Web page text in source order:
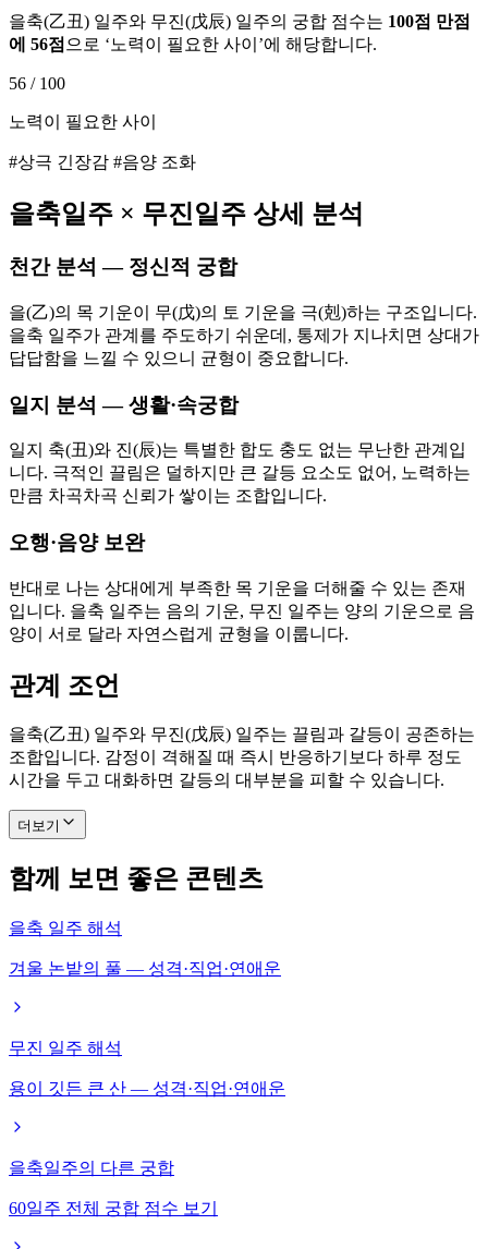
을축(乙丑) 일주와 무진(戊辰) 일주의 궁합 점수는 100점 만점
에 56점 으로 ‘노력이 필요한 사이 ’에 해당합니다.
56 / 100
노력이 필요한 사이
#상극 긴장감 #음양 조화
을축일주 × 무진일주 상세 분석
천간 분석 — 정신적 궁합
을(乙)의 목 기운이 무(戊)의 토 기운을 극(剋)하는 구조입니다.
을축 일주가 관계를 주도하기 쉬운데, 통제가 지나치면 상대가
답답함을 느낄 수 있으니 균형이 중요합니다.
일지 분석 — 생활·속궁합
일지 축(丑)와 진(辰)는 특별한 합도 충도 없는 무난한 관계입
니다. 극적인 끌림은 덜하지만 큰 갈등 요소도 없어, 노력하는
만큼 차곡차곡 신뢰가 쌓이는 조합입니다.
오행·음양 보완
반대로 나는 상대에게 부족한 목 기운을 더해줄 수 있는 존재
입니다. 을축 일주는 음의 기운, 무진 일주는 양의 기운으로 음
양이 서로 달라 자연스럽게 균형을 이룹니다.
관계 조언
을축(乙丑) 일주와 무진(戊辰) 일주는 끌림과 갈등이 공존하는
조합입니다. 감정이 격해질 때 즉시 반응하기보다 하루 정도
시간을 두고 대화하면 갈등의 대부분을 피할 수 있습니다.
더보기
함께 보면 좋은 콘텐츠
을축 일주 해석
겨울 논밭의 풀 — 성격·직업·연애운
무진 일주 해석
용이 깃든 큰 산 — 성격·직업·연애운
을축일주의 다른 궁합
60일주 전체 궁합 점수 보기